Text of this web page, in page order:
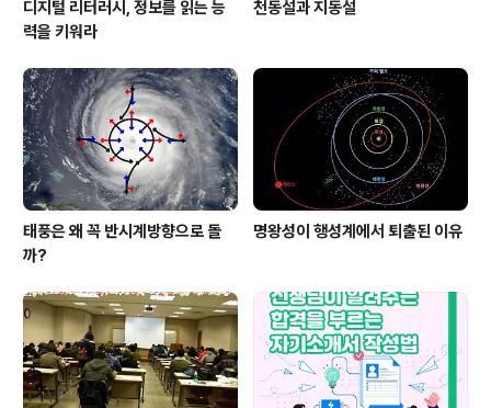
디지털 리터러시, 정보를 읽는 능
력을 키워라
천동설과 지동설
태풍은 왜 꼭 반시계방향으로 돌
까?
명왕성이 행성계에서 퇴출된 이유